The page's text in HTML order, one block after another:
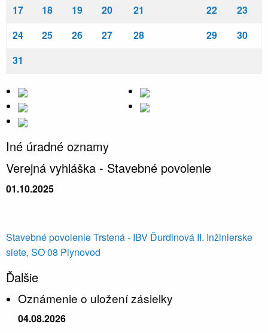
17
18 19 20 21 22
23
24
25 26 27 28 29
30
31
Iné úradné oznamy
Verejná vyhláška - Stavebné povolenie
01.10.2025
Stavebné povolenie Trstená - IBV Ďurdinová II. Inžinierske
siete, SO 08 Plynovod
Ďalšie
Oznámenie o uložení zásielky
04.08.2026